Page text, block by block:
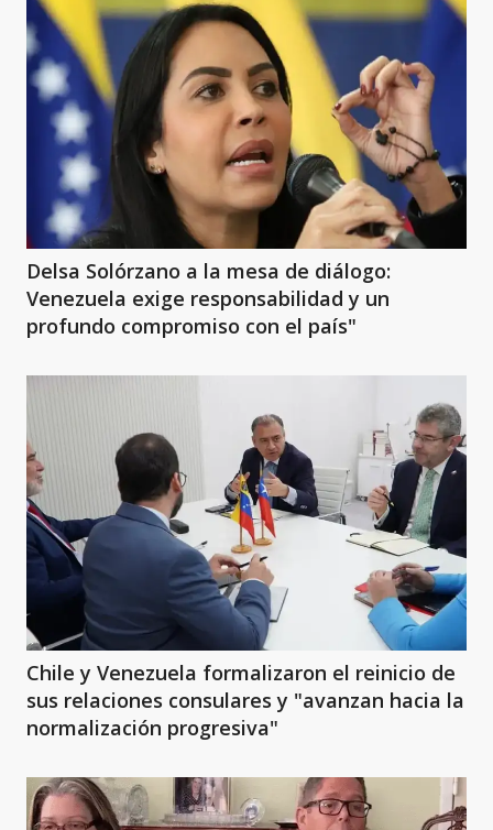
Delsa Solórzano a la mesa de diálogo:
Venezuela exige responsabilidad y un
profundo compromiso con el país"
Chile y Venezuela formalizaron el reinicio de
sus relaciones consulares y "avanzan hacia la
normalización progresiva"